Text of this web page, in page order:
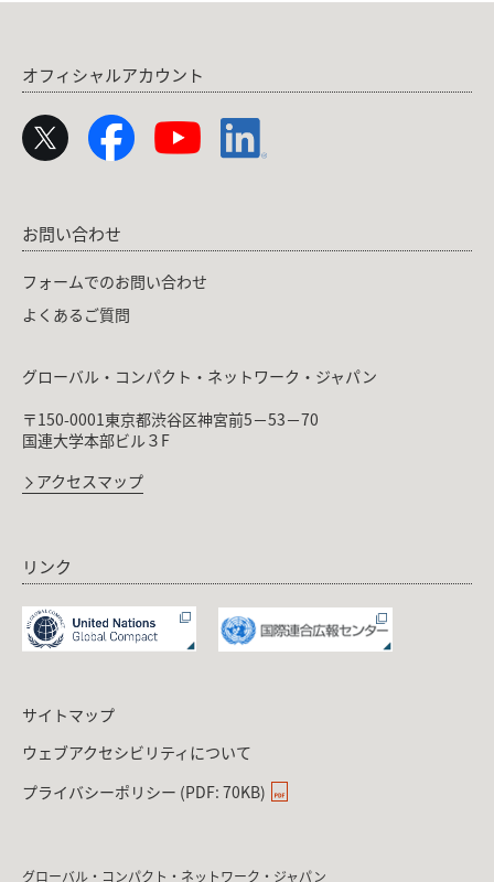
オフィシャルアカウント
お問い合わせ
フォームでのお問い合わせ
よくあるご質問
グローバル・コンパクト・ネットワーク・ジャパン
〒150-0001東京都渋谷区神宮前5－53－70
国連大学本部ビル３F
アクセスマップ
リンク
サイトマップ
ウェブアクセシビリティについて
プライバシーポリシー (PDF: 70KB)
グローバル・コンパクト・ネットワーク・ジャパン